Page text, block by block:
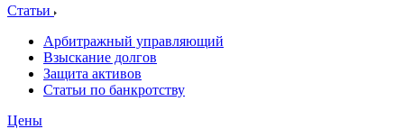
Статьи
Арбитражный управляющий
Взыскание долгов
Защита активов
Статьи по банкротству
Цены